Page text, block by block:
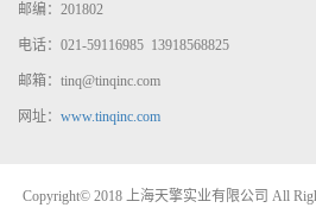
邮编：201802
电话：021-59116985 13918568825
邮箱：tinq@tinqinc.com
网址： www.tinqinc.com
Copyright© 2018 上海天擎实业有限公司 All